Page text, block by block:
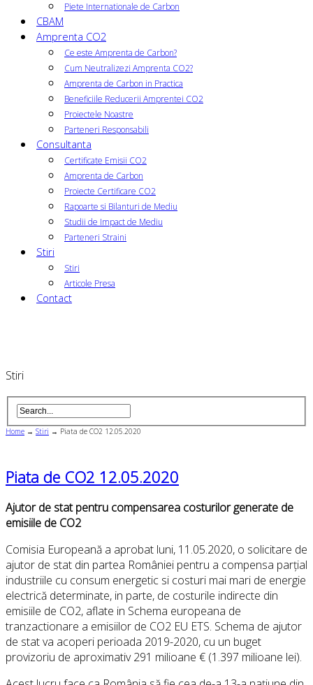
Piete Internationale de Carbon
CBAM
Amprenta CO2
Ce este Amprenta de Carbon?
Cum Neutralizezi Amprenta CO2?
Amprenta de Carbon in Practica
Beneficiile Reducerii Amprentei CO2
Proiectele Noastre
Parteneri Responsabili
Consultanta
Certificate Emisii CO2
Amprenta de Carbon
Proiecte Certificare CO2
Rapoarte si Bilanturi de Mediu
Studii de Impact de Mediu
Parteneri Straini
Stiri
Stiri
Articole Presa
Contact
Stiri
Home → Stiri → Piata de CO2 12.05.2020
Piata de CO2 12.05.2020
Ajutor de stat pentru compensarea costurilor generate de
emisiile de CO2
Comisia Europeană a aprobat luni, 11.05.2020, o solicitare de
ajutor de stat din partea României pentru a compensa parțial
industriile cu consum energetic si costuri mai mari de energie
electrică determinate, in parte, de costurile indirecte din
emisiile de CO2, aflate in Schema europeana de
tranzactionare a emisiilor de CO2 EU ETS. Schema de ajutor
de stat va acoperi perioada 2019-2020, cu un buget
provizoriu de aproximativ 291 milioane € (1.397 milioane lei).